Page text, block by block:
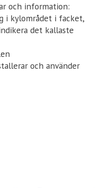
och information:
i kylområdet i facket,
det kallaste
och använder